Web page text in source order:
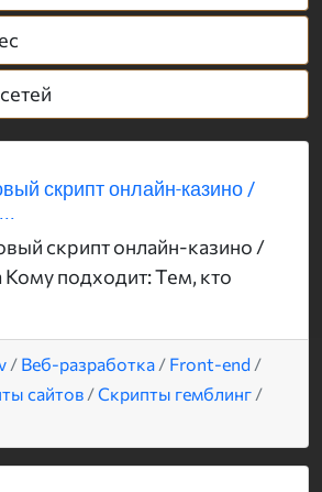
скрипт онлайн-казино /
скрипт онлайн-казино /
Кому подходит: Тем, кто
/ Веб-разработка / Front-end /
сайтов /Скрипты гемблинг /